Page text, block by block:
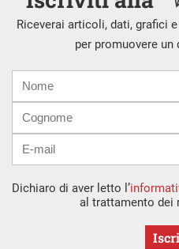
Riceverai articoli, dati, grafici
per promuovere
mail
Dichiaro di aver letto l’
al trattamento dei